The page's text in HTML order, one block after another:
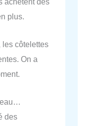
plus.
les côtelettes
On a
des